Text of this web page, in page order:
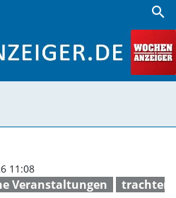
search
Veranstaltungen trachten
11:08